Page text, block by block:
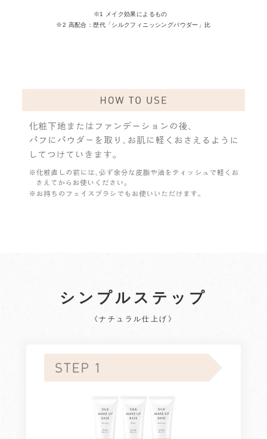
※1 メイク効果によるもの
※2 高配合：歴代「シルクフィニッシングパウダー」比
シンプルステップ
《ナチュラル仕上げ》